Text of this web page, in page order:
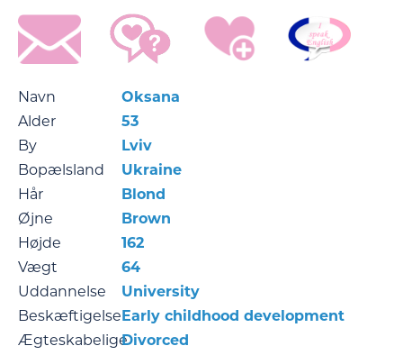
Navn
Oksana
Alder
53
By
Lviv
Bopælsland
Ukraine
Hår
Blond
Øjne
Brown
Højde
162
Vægt
64
Uddannelse
University
Beskæftigelse Early childhood development
ÆgteskabeligeDivorced